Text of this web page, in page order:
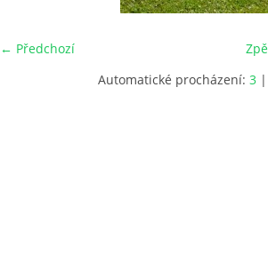
← Předchozí
Automatické procházení: 3 |